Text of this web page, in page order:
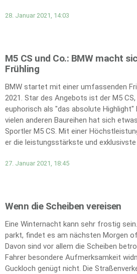
28. Januar 2021, 14:03
M5 CS und Co.: BMW macht
Frühling
BMW startet mit einer umfassenden
2021. Star des Angebots ist der M5
euphorisch als "das absolute Highlight"
vielen anderen Baureihen hat sich
Sportler M5 CS. Mit einer
er die leistungsstärkste und
27. Januar 2021, 18:45
Wenn die Scheiben vereisen
Eine Winternacht kann sehr frostig
parkt, findet es am nächsten Morgen
Davon sind vor allem die Scheiben
Fahrer besondere Aufmerksamkeit
Guckloch genügt nicht. Die